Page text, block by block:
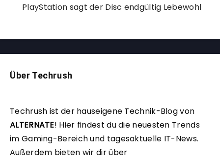
PlayStation sagt der Disc endgültig Lebewohl
Über Techrush
Techrush ist der hauseigene Technik-Blog von
ALTERNATE! Hier findest du die neuesten Trends
im Gaming-Bereich und tagesaktuelle IT-News.
Außerdem bieten wir dir über